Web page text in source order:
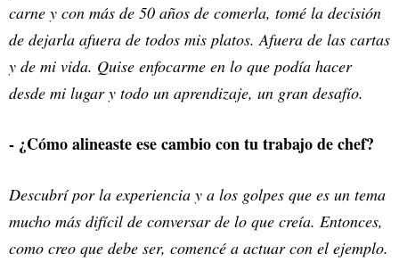
carne y con más de 50 años de comerla, tomé la decisión
de dejarla afuera de todos mis platos. Afuera de las cartas
y de mi vida. Quise enfocarme en lo que podía hacer
desde mi lugar y todo un aprendizaje, un gran desafío.
- ¿Cómo alineaste ese cambio con tu trabajo de chef?
Descubrí por la experiencia y a los golpes que es un tema
mucho más difícil de conversar de lo que creía. Entonces,
como creo que debe ser, comencé a actuar con el ejemplo.